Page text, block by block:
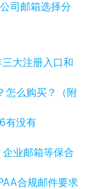
司邮箱选择分
大注册入口和
怎么购买？（附
有没有
业邮箱等保合
合规邮件要求